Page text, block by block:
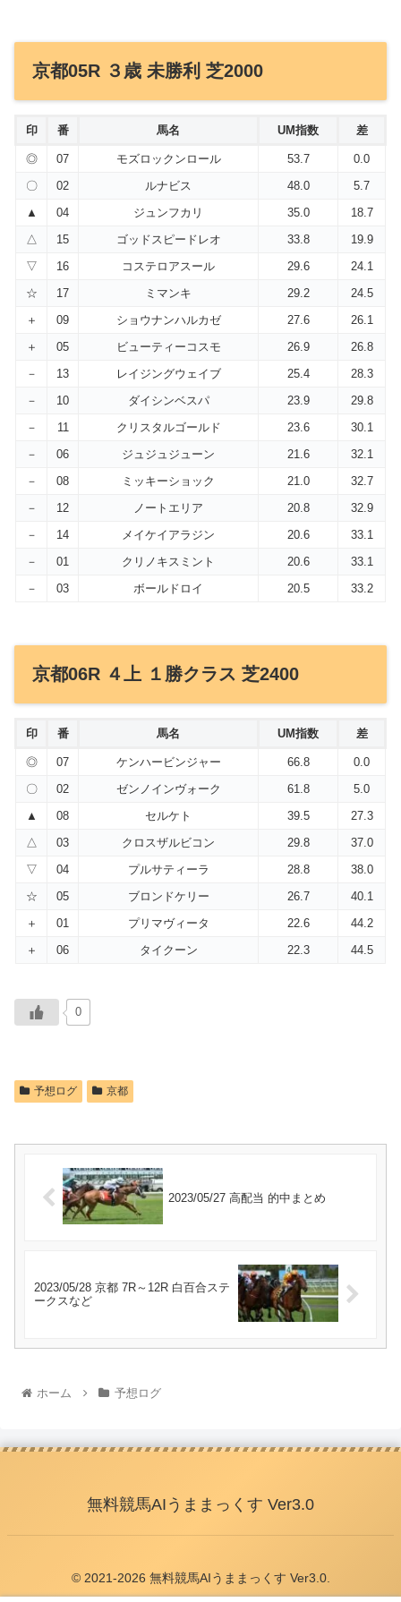
京都05R ３歳 未勝利 芝2000
印 番 馬名 UM指数 差
◎ 07 モズロックンロール 53.7
0.0
〇
02 ルナビス 48.0
5.7
▲
04 ジュンフカリ 35.0
18.7
△
15 ゴッドスピードレオ 33.8
19.9
▽
16 コステロアスール 29.6
24.1
☆
17 ミマンキ 29.2
24.5
＋
09 ショウナンハルカゼ 27.6
26.1
＋
05 ビューティーコスモ 26.9
26.8
－
13 レイジングウェイブ 25.4
28.3
－
10 ダイシンベスパ 23.9
29.8
－
11 クリスタルゴールド 23.6
30.1
－
06 ジュジュジューン 21.6
32.1
－
08 ミッキーショック 21.0
32.7
－
12 ノートエリア 20.8
32.9
－
14 メイケイアラジン 20.6
33.1
－
01 クリノキスミント 20.6
33.1
－
03 ボールドロイ 20.5 33.2
京都06R ４上 １勝クラス 芝2400
印 番 馬名 UM指数 差
◎ 07 ケンハービンジャー 66.8
0.0
〇
02 ゼンノインヴォーク 61.8
5.0
▲
08 セルケト 39.5
27.3
△
03 クロスザルビコン 29.8
37.0
▽
04 プルサティーラ 28.8
38.0
☆
05 ブロンドケリー 26.7
40.1
＋
01 プリマヴィータ 22.6
44.2
＋
06 タイクーン 22.3 44.5
0
予想ログ 京都
2023/05/27 高配当 的中まとめ
2023/05/28 京都 7R～12R 白百合ステ
ークスなど
ホーム 予想ログ
無料競馬AIうままっくす Ver3.0
© 2021-2026 無料競馬AIうままっくす Ver3.0.